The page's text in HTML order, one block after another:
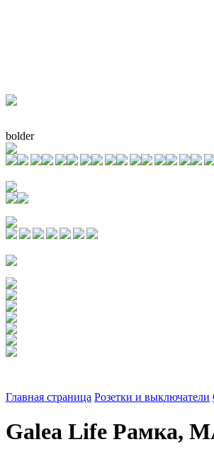
bolder
Главная страница Розетки и выключатели
Galea Life Рамка,